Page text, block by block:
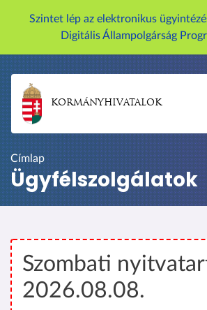
á
a
a
r
t
a
l
m
a
Szintet lép az elektronikus
Digitális Állampolgárság
KORMÁNYHIVATALOK
Címlap
Ügyfélszolgálatok
Szombati
2026.08.08.